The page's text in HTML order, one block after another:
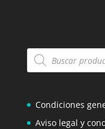
Búsqueda
de
Condiciones
Aviso legal y